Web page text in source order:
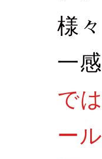
様
一
で
ー